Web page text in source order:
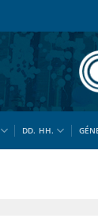
DD. HH.